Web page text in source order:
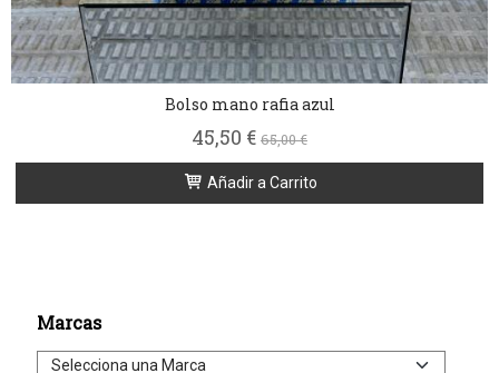
Marcas
Bolso mano rafia azul
45,50 € 65,00 €
Añadir a Carrito